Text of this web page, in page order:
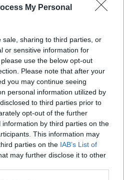
My Personal
sale, sharing to third parties, or
or sensitive information for
use the below opt-out
Please note that after your
you may continue seeing
personal information utilized by
to third parties prior to
opt-out of the further
by third parties on the
This information may
parties on the IAB’s List of
may further disclose it to other
3 4 17
Za týždeň Za mesiac
už nevyhadzujte. Našli